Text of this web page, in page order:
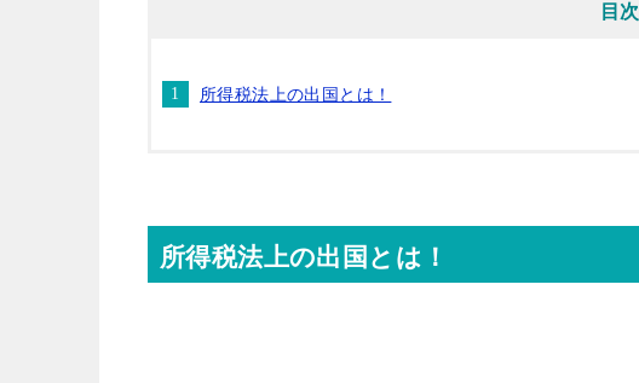
目次
所得税法上の出国とは！
所得税法上の出国とは！